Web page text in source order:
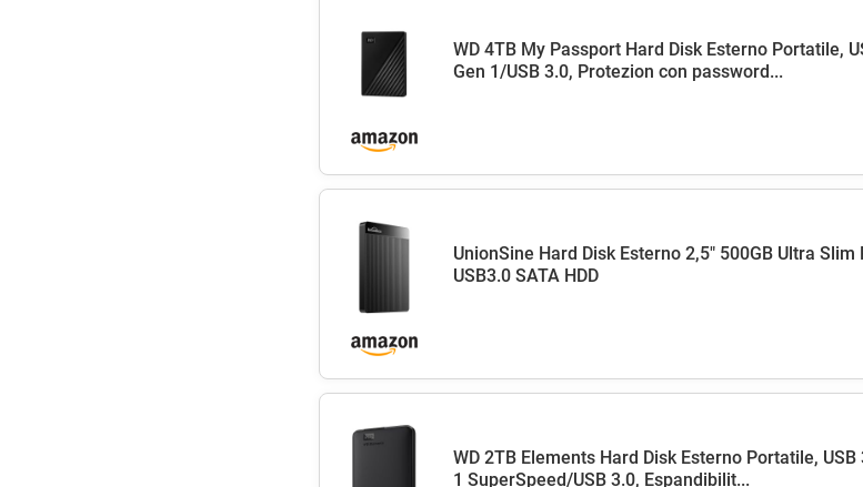
WD 4TB My Passport Hard Disk Esterno Portatile,
Gen 1/USB 3.0, Protezion con password...
UnionSine Hard Disk Esterno 2,5" 500GB Ultra Slim
USB3.0 SATA HDD
WD 2TB Elements Hard Disk Esterno Portatile, USB
1 SuperSpeed/USB 3.0, Espandibilit...